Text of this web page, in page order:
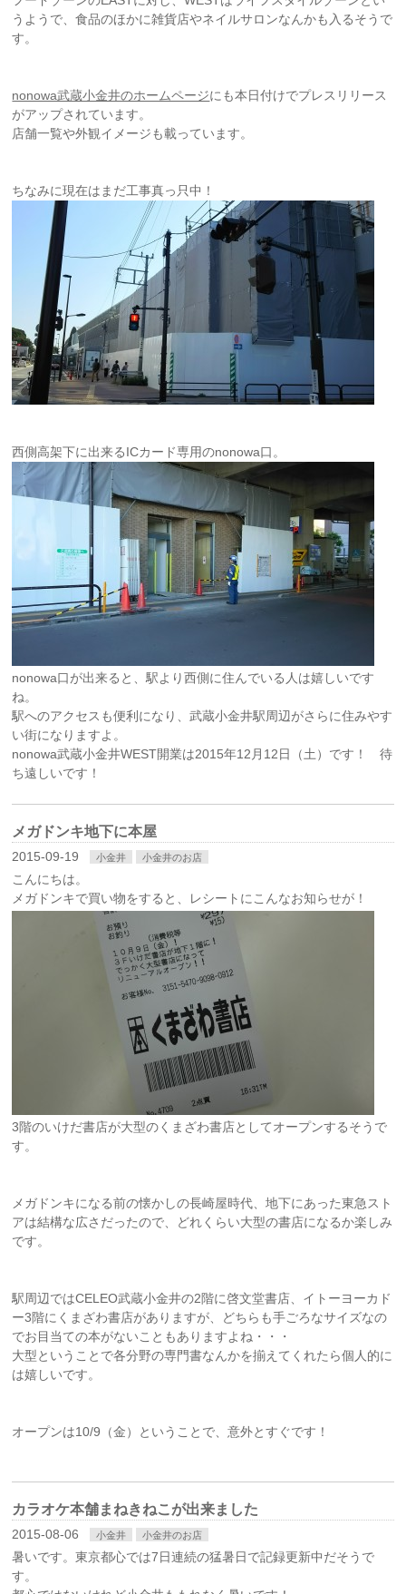
うようで、食品のほかに雑貨店やネイルサロンなんかも入るそうで
す。
nonowa武蔵小金井のホームページにも本日付けでプレスリリース
がアップされています。
店舗一覧や外観イメージも載っています。
ちなみに現在はまだ工事真っ只中！
西側高架下に出来るICカード専用のnonowa口。
nonowa口が出来ると、駅より西側に住んでいる人は嬉しいです
ね。
駅へのアクセスも便利になり、武蔵小金井駅周辺がさらに住みやす
い街になりますよ。
nonowa武蔵小金井WEST開業は2015年12月12日（土）です！ 待
ち遠しいです！
メガドンキ地下に本屋
2015-09-19 小金井 小金井のお店
こんにちは。
メガドンキで買い物をすると、レシートにこんなお知らせが！
3階のいけだ書店が大型のくまざわ書店としてオープンするそうで
す。
メガドンキになる前の懐かしの長崎屋時代、地下にあった東急スト
アは結構な広さだったので、どれくらい大型の書店になるか楽しみ
です。
駅周辺ではCELEO武蔵小金井の2階に啓文堂書店、イトーヨーカド
ー3階にくまざわ書店がありますが、どちらも手ごろなサイズなの
でお目当ての本がないこともありますよね・・・
大型ということで各分野の専門書なんかを揃えてくれたら個人的に
は嬉しいです。
オープンは10/9（金）ということで、意外とすぐです！
カラオケ本舗まねきねこが出来ました
2015-08-06 小金井 小金井のお店
暑いです。東京都心では7日連続の猛暑日で記録更新中だそうで
す。